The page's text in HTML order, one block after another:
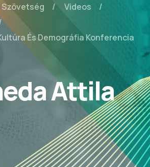
Videos
És Demográfia Konferencia
Attila